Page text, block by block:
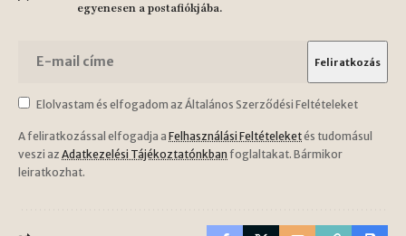
egyenesen a postafiókjába.
Elolvastam és elfogadom az Általános Szerződési Feltételeket
A feliratkozással elfogadja a Felhasználási Feltételeketés tudomásul
veszi az Adatkezelési Tájékoztatónkban foglaltakat. Bármikor
leiratkozhat.